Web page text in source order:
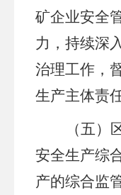
矿企业安全
力， 持续深
治理工作 ，
生产主体责
（五）
安全生产综
产的综合监